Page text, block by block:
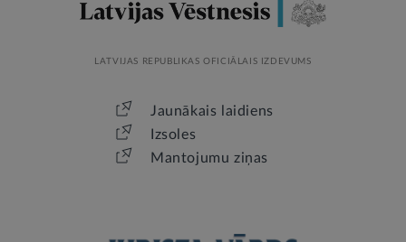
LATVIJAS REPUBLIKAS OFICIĀLAIS IZDEVUMS
Jaunākais laidiens
Izsoles
Mantojumu ziņas